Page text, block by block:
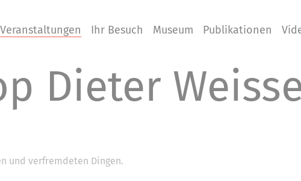
Veranstaltungen Ihr Besuch Museum Publikationen
Dieter
und verfremdeten Dingen.